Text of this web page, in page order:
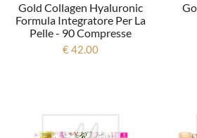
Gold Collagen Hyaluronic
Formula Integratore Per La
Pelle - 90 Compresse
€ 42.00